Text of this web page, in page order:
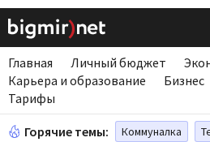
Главная Личный бюджет
Карьера и образование
Бизнес
Тарифы
Горячие темы: Коммуналка